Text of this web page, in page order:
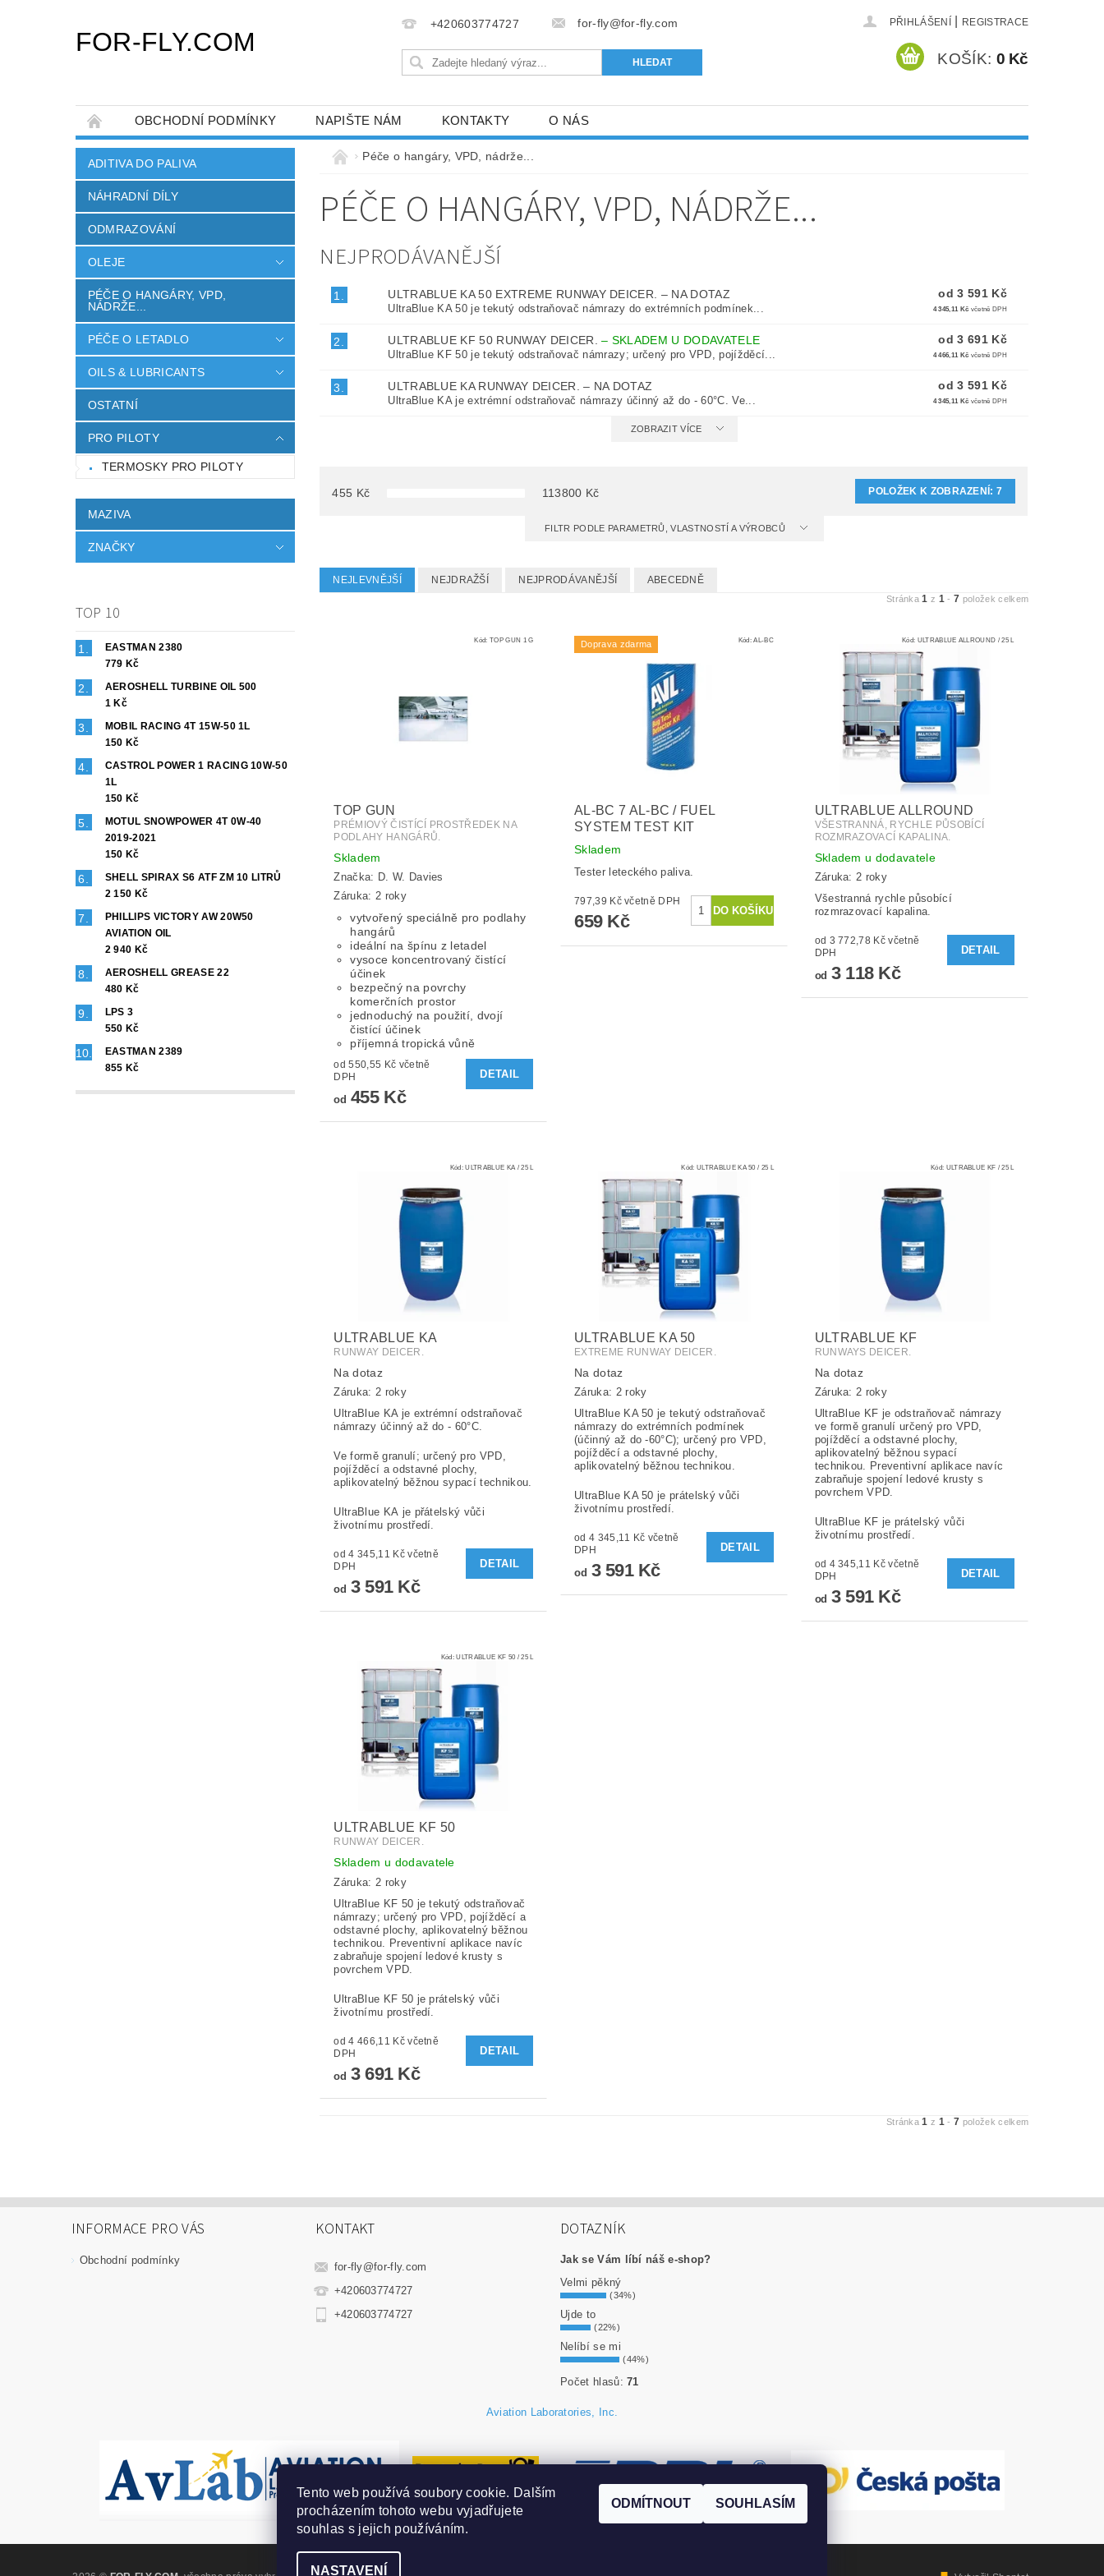
FOR-FLY.COM
+420603774727 for-fly@for-fly.com PŘIHLÁŠENÍ REGISTRACE
KOŠÍK: 0 Kč
OBCHODNÍ PODMÍNKY NAPIŠTE NÁM KONTAKTY O NÁS
ADITIVA DO PALIVA
NÁHRADNÍ DÍLY
ODMRAZOVÁNÍ
OLEJE
PÉČE O HANGÁRY, VPD,
NÁDRŽE...
PÉČE O LETADLO
OILS & LUBRICANTS
OSTATNÍ
PRO PILOTY
TERMOSKY PRO PILOTY
MAZIVA
ZNAČKY
TOP 10
EASTMAN 2380
779 Kč
AEROSHELL TURBINE OIL 500
1 Kč
MOBIL RACING 4T 15W-50 1L
150 Kč
CASTROL POWER 1 RACING 10W-50
1L
150 Kč
MOTUL SNOWPOWER 4T 0W-40
2019-2021
150 Kč
SHELL SPIRAX S6 ATF ZM 10 LITRŮ
2 150 Kč
PHILLIPS VICTORY AW 20W50
AVIATION OIL
2 940 Kč
AEROSHELL GREASE 22
480 Kč
LPS 3
550 Kč
EASTMAN 2389
855 Kč
Péče o hangáry, VPD, nádrže...
PÉČE O HANGÁRY, VPD, NÁDRŽE...
NEJPRODÁVANĚJŠÍ
1. ULTRABLUE KA 50 EXTREME RUNWAY DEICER. – NA DOTAZ
UltraBlue KA 50 je tekutý odstraňovač námrazy do extrémních podmínek...
od 3 591 Kč
4 345,11 Kč včetně DPH
2. ULTRABLUE KF 50 RUNWAY DEICER.– SKLADEM U DODAVATELE
UltraBlue KF 50 je tekutý odstraňovač námrazy; určený pro VPD, pojížděcí...
od 3 691 Kč
4 466,11 Kč včetně DPH
3. ULTRABLUE KA RUNWAY DEICER.– NA DOTAZ
UltraBlue KA je extrémní odstraňovač námrazy účinný až do - 60°C. Ve...
od 3 591 Kč
4 345,11 Kč včetně DPH
ZOBRAZIT VÍCE
455 Kč 113800 Kč POLOŽEK K ZOBRAZENÍ:7
FILTR PODLE PARAMETRŮ, VLASTNOSTÍ A VÝROBCŮ
NEJLEVNĚJŠÍ NEJDRAŽŠÍ NEJPRODÁVANĚJŠÍ ABECEDNĚ
Stránka1 z 1 -7 položek celkem
Kód: TOP GUN 1 G
TOP GUN
PRÉMIOVÝ ČISTÍCÍ PROSTŘEDEK NA
PODLAHY HANGÁRŮ.
Skladem
Značka: D. W. Davies
Záruka: 2 roky
vytvořený speciálně pro podlahy
hangárů
ideální na špínu z letadel
vysoce koncentrovaný čistící
účinek
bezpečný na povrchy
komerčních prostor
jednoduchý na použití, dvojí
čistící účinek
příjemná tropická vůně
od 550,55 Kč včetně
DPH
od 455 Kč
DETAIL
Doprava zdarma Kód:AL-BC
AL-BC 7 AL-BC / FUEL
SYSTEM TEST KIT
Skladem
Tester leteckého paliva.
797,39 Kč včetně DPH
659 Kč
Kód: ULTRABLUE ALLROUND / 25 L
ULTRABLUE ALLROUND
VŠESTRANNÁ, RYCHLE PŮSOBÍCÍ
ROZMRAZOVACÍ KAPALINA.
Skladem u dodavatele
Záruka: 2 roky
Všestranná rychle působící
rozmrazovací kapalina.
od 3 772,78 Kč včetně
DPH
od 3 118 Kč
DETAIL
Kód:ULTRABLUE KA / 25 L
ULTRABLUE KA
RUNWAY DEICER.
Na dotaz
Záruka: 2 roky
UltraBlue KA je extrémní odstraňovač
námrazy účinný až do - 60°C.
Ve formě granulí; určený pro VPD,
pojížděcí a odstavné plochy,
aplikovatelný běžnou sypací technikou.
UltraBlue KA je přátelský vůči
životnímu prostředí.
od 4 345,11 Kč včetně
DPH
od 3 591 Kč
DETAIL
Kód:ULTRABLUE KA 50 / 25 L
ULTRABLUE KA 50
EXTREME RUNWAY DEICER.
Na dotaz
Záruka: 2 roky
UltraBlue KA 50 je tekutý odstraňovač
námrazy do extrémních podmínek
(účinný až do -60°C); určený pro VPD,
pojížděcí a odstavné plochy,
aplikovatelný běžnou technikou.
UltraBlue KA 50 je prátelský vůči
životnímu prostředí.
od 4 345,11 Kč včetně
DPH
od 3 591 Kč
DETAIL
Kód: ULTRABLUE KF / 25 L
ULTRABLUE KF
RUNWAYS DEICER.
Na dotaz
Záruka: 2 roky
UltraBlue KF je odstraňovač námrazy
ve formě granulí určený pro VPD,
pojížděcí a odstavné plochy,
aplikovatelný běžnou sypací
technikou. Preventivní aplikace navíc
zabraňuje spojení ledové krusty s
povrchem VPD.
UltraBlue KF je prátelský vůči
životnímu prostředí.
od 4 345,11 Kč včetně
DPH
od 3 591 Kč
DETAIL
Kód:ULTRABLUE KF 50 / 25 L
ULTRABLUE KF 50
RUNWAY DEICER.
Skladem u dodavatele
Záruka: 2 roky
UltraBlue KF 50 je tekutý odstraňovač
námrazy; určený pro VPD, pojížděcí a
odstavné plochy, aplikovatelný běžnou
technikou. Preventivní aplikace navíc
zabraňuje spojení ledové krusty s
povrchem VPD.
UltraBlue KF 50 je prátelský vůči
životnímu prostředí.
od 4 466,11 Kč včetně
DPH
od 3 691 Kč
DETAIL
Stránka1 z 1 -7 položek celkem
INFORMACE PRO VÁS
Obchodní podmínky
KONTAKT
for-fly@for-fly.com
+420603774727
+420603774727
DOTAZNÍK
Jak se Vám líbí náš e-shop?
Velmi pěkný
(34%)
Ujde to
(22%)
Nelíbí se mi
(44%)
Počet hlasů:71
Aviation Laboratories, Inc.
Tento web používá soubory cookie. Dalším
procházením tohoto webu vyjadřujete
souhlas s jejich používáním.
NASTAVENÍ
ODMÍTNOUT SOUHLASÍM